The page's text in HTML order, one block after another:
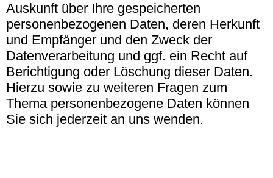
Auskunft über Ihre gespeicherten
personenbezogenen Daten, deren Herkunft
und Empfänger und den Zweck der
Datenverarbeitung und ggf. ein Recht auf
Berichtigung oder Löschung dieser Daten.
Hierzu sowie zu weiteren Fragen zum
Thema personenbezogene Daten können
Sie sich jederzeit an uns wenden.